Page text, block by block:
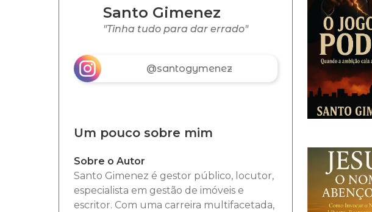
Santo Gimenez
"Tinha tudo para dar errado"
@santogymenez
Um pouco sobre mim
Sobre o Autor
Santo Gimenez é gestor público, locutor,
especialista em gestão de imóveis e
escritor. Com uma carreira multifacetada,